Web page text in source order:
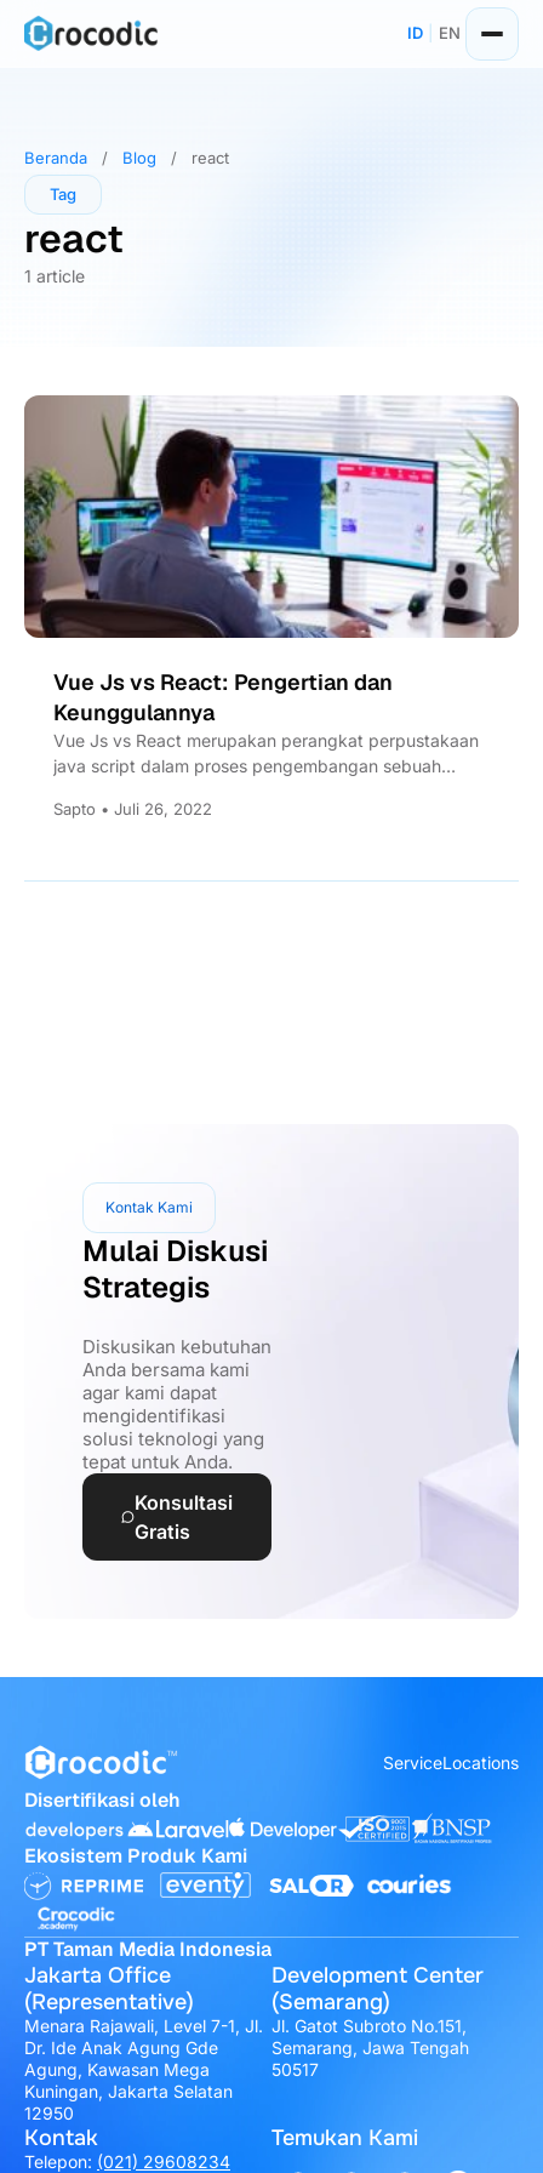
Skip
ID EN
Beranda / Blog /
react
Tag
react
1 article
Vue Js vs React: Pengertian dan
Keunggulannya
Vue Js vs React merupakan perangkat perpustakaan
java script dalam proses pengembangan sebuah
Sapto • Juli 26, 2022
Kontak Kami
Mulai Diskusi
Strategis
Diskusikan kebutuhan
Anda bersama kami
agar kami dapat
mengidentifikasi
solusi teknologi yang
tepat untuk Anda.
Konsultasi
Gratis
ServiceLocations
Disertifikasi oleh
Ekosistem Produk Kami
PT Taman Media Indonesia
Jakarta Office
(Representative)
Menara Rajawali, Level 7-1, Jl.
Dr. Ide Anak Agung Gde
Agung, Kawasan Mega
Kuningan, Jakarta Selatan
12950
Development Center
(Semarang)
Jl. Gatot Subroto No.151,
Semarang, Jawa Tengah
50517
Kontak
Telepon: (021) 29608234
Temukan Kami